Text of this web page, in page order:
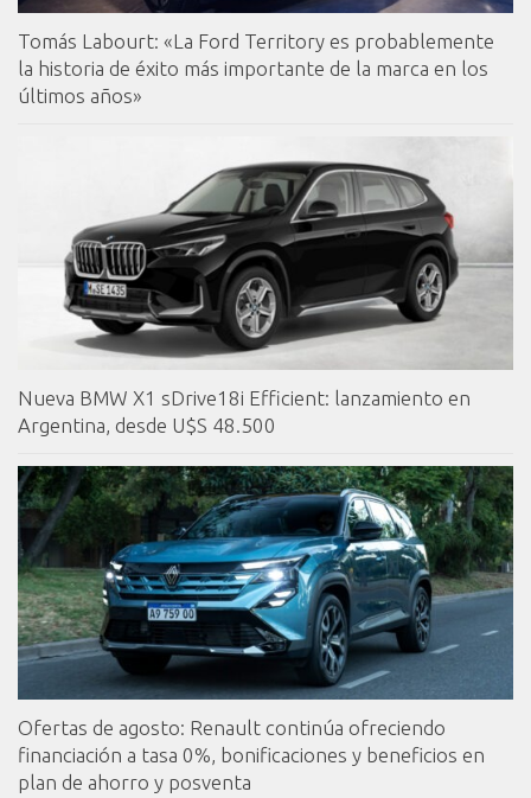
Tomás Labourt: «La Ford Territory es probablemente
la historia de éxito más importante de la marca en los
últimos años»
Nueva BMW X1 sDrive18i Efficient: lanzamiento en
Argentina, desde U$S 48.500
Ofertas de agosto: Renault continúa ofreciendo
financiación a tasa 0%, bonificaciones y beneficios en
plan de ahorro y posventa